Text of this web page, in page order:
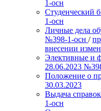
1-осн
Студенческий
1-осн
Личные дела
№398-1-осн /
внесении
Элективные и
28.06.2023
Положение о
30.03.2023
Выдача
1-осн